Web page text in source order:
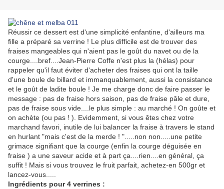
Réussir ce dessert est d'une simplicité enfantine, d'ailleurs ma
fille a préparé sa verrine ! Le plus difficile est de trouver des
fraises mangeables qui n'aient pas le goût du navet ou de la
courge....bref....Jean-Pierre Coffe n'est plus la (hélas) pour
rappeler qu'il faut éviter d'acheter des fraises qui ont la taille
d'une boule de billard et immanquablement, aussi la consistance
et le goût de ladite boule ! Je me charge donc de faire passer le
message : pas de fraise hors saison, pas de fraise pâle et dure,
pas de fraise sous vide....le plus simple : au marché ! On goûte et
on achète (ou pas ! ). Evidemment, si vous êtes chez votre
marchand favori, inutile de lui balancer la fraise à travers le stand
en hurlant "mais c'est de la merde ! ".....non non.....une petite
grimace signifiant que la courge (enfin la courge déguisée en
fraise ) a une saveur acide et à part ça....rien....en général, ça
suffit ! Mais si vous trouvez le fruit parfait, achetez-en 500gr et
lancez-vous.....
Ingrédients pour 4 verrines :